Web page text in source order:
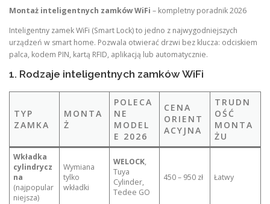
KONTAKT
PL
Montaż inteligentnych zamków WiFi – kompletny poradnik 2026
Inteligentny zamek WiFi (Smart Lock) to jedno z najwygodniejszych
urządzeń w smart home. Pozwala otwierać drzwi bez klucza: odciskiem
palca, kodem PIN, kartą RFID, aplikacją lub automatycznie.
1. Rodzaje inteligentnych zamków WiFi
TYP
ZAMKA
MONTA
Ż
POLECA
NE
MODEL
E 2026
CENA
ORIENT
ACYJNA
TRUDN
OŚĆ
MONTA
ŻU
Wkładka
cylindrycz
na
(najpopular
niejsza)
Wymiana
tylko
wkładki
WELOCK,
Tuya
Cylinder,
Tedee GO
450 – 950 zł Łatwy